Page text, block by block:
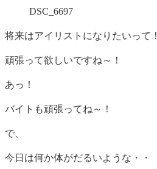
DSC_6697
将来はアイリストになりたいって！
頑張って欲しいですね～！
あっ！
バイトも頑張ってね～！
で、
今日は何か体がだるいような・・